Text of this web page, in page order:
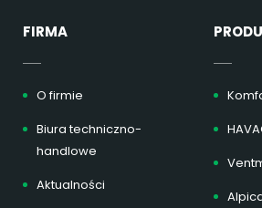
FIRMA
O firmie
Biura techniczno-
handlowe
Aktualności